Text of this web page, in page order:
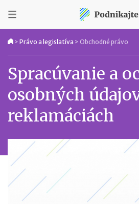
> Právo a legislatíva > Obchodné právo
Spracúvanie a
osobných
reklamáciách